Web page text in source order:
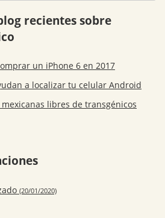
recientes sobre
un iPhone 6 en 2017
a localizar tu celular Android
libres de transgénicos
(20/01/2020)